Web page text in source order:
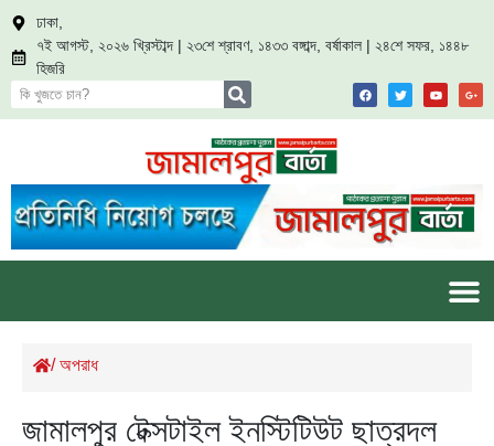
ঢাকা,
৭ই আগস্ট, ২০২৬ খ্রিস্টাব্দ | ২৩শে শ্রাবণ, ১৪৩৩ বঙ্গাব্দ, বর্ষাকাল | ২৪শে সফর, ১৪৪৮
হিজরি
/অপরাধ
জামালপুর টেক্সটাইল ইনস্টিটিউট ছাত্রদল